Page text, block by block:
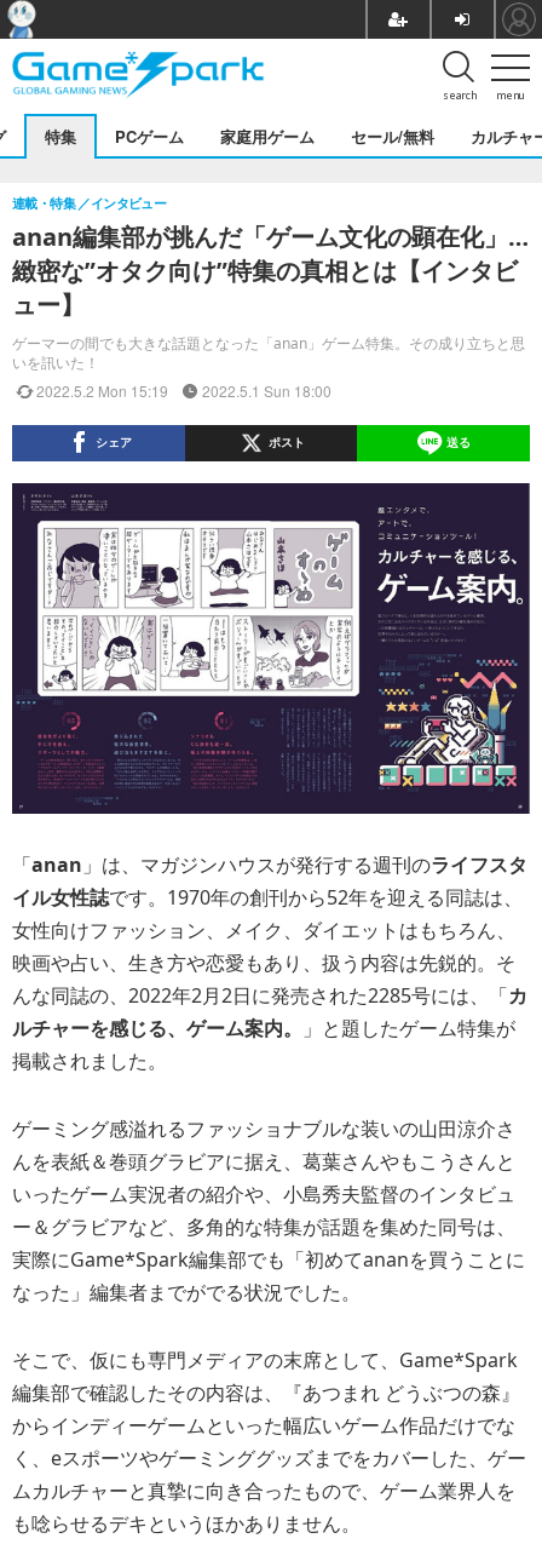
menu
search
特集 PCゲーム 家庭用ゲーム セール/無料 カルチャ
anan編集部が挑んだ「ゲーム文化の顕在化」…
緻密な”オタク向け”特集の真相とは【インタビ
ュー】
ゲーマーの間でも大きな話題となった「anan」ゲーム特集。その成り立ちと思
いを訊いた！
連載・特集 インタビュー
2022.5.2 Mon 15:19 2022.5.1 Sun 18:00
シェア ポスト 送る
「anan 」は、マガジンハウスが発行する週刊のライフスタ
イル女性誌です。1970年の創刊から52年を迎える同誌は、
女性向けファッション、メイク、ダイエットはもちろん、
映画や占い、生き方や恋愛もあり、扱う内容は先鋭的。そ
んな同誌の、2022年2月2日に発売された2285号には、「カ
ルチャーを感じる、ゲーム案内。
」と題したゲーム特集が
掲載されました。
ゲーミング感溢れるファッショナブルな装いの山田涼介さ
んを表紙＆巻頭グラビアに据え、葛葉さんやもこうさんと
いったゲーム実況者の紹介や、小島秀夫監督のインタビュ
ー＆グラビアなど、多角的な特集が話題を集めた同号は、
実際にGame*Spark編集部でも「初めてananを買うことに
なった」編集者までがでる状況でした。
そこで、仮にも専門メディアの末席として、Game*Spark
編集部で確認したその内容は、『あつまれ どうぶつの森』
からインディーゲームといった幅広いゲーム作品だけでな
く、eスポーツやゲーミンググッズまでをカバーした、ゲー
ムカルチャーと真摯に向き合ったもので、ゲーム業界人を
も唸らせるデキというほかありません。